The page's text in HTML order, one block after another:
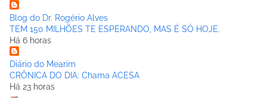
Blog do Dr. Rogério Alves
TEM 150 MILHÕES TE ESPERANDO, MAS É SÓ HOJE.
Há 6 horas
Diário do Mearim
CRÔNICA DO DIA: Chama ACESA
Há 23 horas